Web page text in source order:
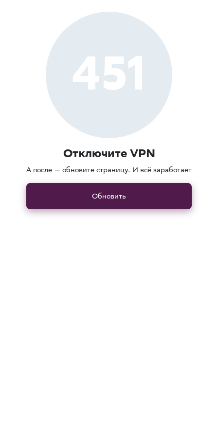
451
Отключите VPN
А после — обновите страницу. И всё заработает
Обновить